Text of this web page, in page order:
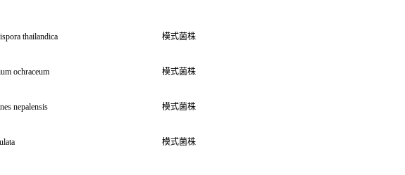
thailandica 模式菌株
ochraceum 模式菌株
nepalensis 模式菌株
模式菌株